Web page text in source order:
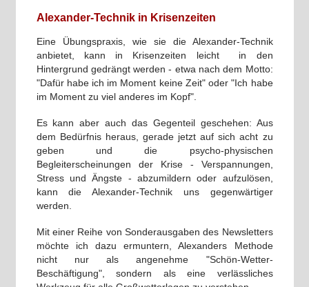
Alexander-Technik in Krisenzeiten
Eine Übungspraxis, wie sie die Alexander-Technik
anbietet, kann in Krisenzeiten leicht in den
Hintergrund gedrängt werden - etwa nach dem Motto:
"Dafür habe ich im Moment keine Zeit" oder "Ich habe
im Moment zu viel anderes im Kopf".
Es kann aber auch das Gegenteil geschehen: Aus
dem Bedürfnis heraus, gerade jetzt auf sich acht zu
geben und die psycho-physischen
Begleiterscheinungen der Krise - Verspannungen,
Stress und Ängste - abzumildern oder aufzulösen,
kann die Alexander-Technik uns gegenwärtiger
werden.
Mit einer Reihe von Sonderausgaben des Newsletters
möchte ich dazu ermuntern, Alexanders Methode
nicht nur als angenehme "Schön-Wetter-
Beschäftigung", sondern als eine verlässliches